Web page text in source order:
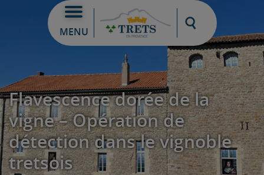
MENU
Moteur de
Flavescence dorée de la
vigne – Opération de
détection dans le vignoble
tretsois